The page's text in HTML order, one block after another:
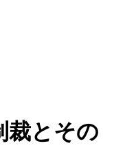
裁とその